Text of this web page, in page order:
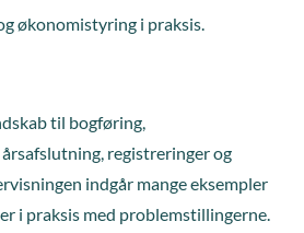
økonomistyring i praksis.
til bogføring,
registreringer og
indgår mange eksempler
i praksis med problemstillingerne.